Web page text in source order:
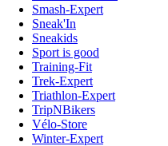
Smash-Expert
Sneak'In
Sneakids
Sport is good
Training-Fit
Trek-Expert
Triathlon-Expert
TripNBikers
Vélo-Store
Winter-Expert